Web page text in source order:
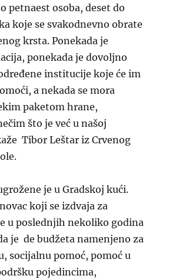
petnaest osoba, deset do
koje se svakodnevno obrate
krsta. Ponekada je
ponekada je dovoljno
institucije koje će im
a nekada se mora
paketom hrane,
što je već u našoj
Tibor Leštar iz Crvenog
je u Gradskoj kući.
koji se izdvaja za
u poslednjih nekoliko godina
je de budžeta namenjeno za
socijalnu pomoć, pomoć u
pojedincima,